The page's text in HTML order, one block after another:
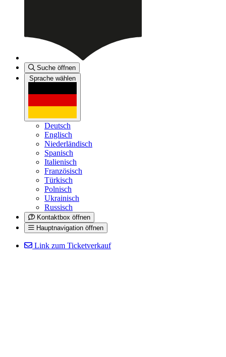
Suche öffnen
Sprache wählen
Deutsch
Englisch
Niederländisch
Spanisch
Italienisch
Französisch
Türkisch
Polnisch
Ukrainisch
Russisch
Kontaktbox öffnen
Hauptnavigation öffnen
Link zum Ticketverkauf